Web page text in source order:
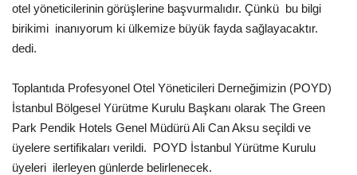
otel yöneticilerinin görüşlerine başvurmalıdır. Çünkü bu bilgi
birikimi inanıyorum ki ülkemize büyük fayda sağlayacaktır.
dedi.
Toplantıda Profesyonel Otel Yöneticileri Derneğimizin (POYD)
İstanbul Bölgesel Yürütme Kurulu Başkanı olarak The Green
Park Pendik Hotels Genel Müdürü Ali Can Aksu seçildi ve
üyelere sertifikaları verildi. POYD İstanbul Yürütme Kurulu
üyeleri ilerleyen günlerde belirlenecek.